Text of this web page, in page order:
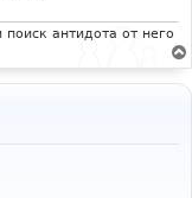
антидота от него